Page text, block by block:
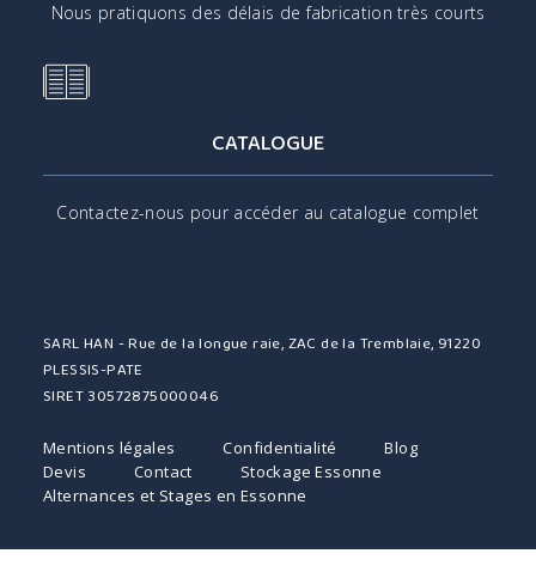
Nous pratiquons des délais de fabrication très courts
CATALOGUE
Contactez-nous pour accéder au catalogue complet
SARL HAN - Rue de la longue raie, ZAC de la Tremblaie, 91220
PLESSIS-PATE
SIRET 30572875000046
Mentions légales Confidentialité
Blog
Devis
Contact
Stockage Essonne
Alternances et Stages en Essonne